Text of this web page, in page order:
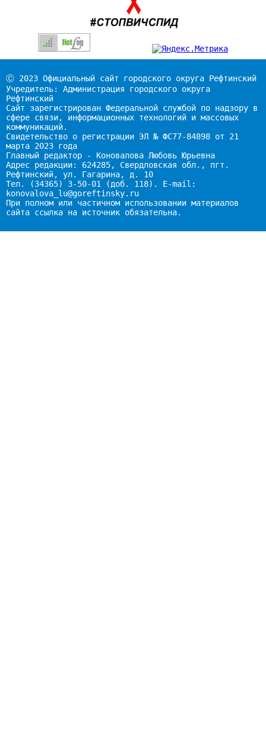
Ⓒ 2023 Официальный сайт городского округа Рефтинский
Учредитель: Администрация городского округа
Рефтинский
Сайт зарегистрирован Федеральной службой по надзору в
сфере связи, информационных технологий и массовых
коммуникаций.
Свидетельство о регистрации ЭЛ № ФС77-84898 от 21
марта 2023 года
Главный редактор - Коновалова Любовь Юрьевна
Адрес редакции: 624285, Свердловская обл., пгт.
Рефтинский, ул. Гагарина, д. 10
Тел. (34365) 3-50-01 (доб. 118). E-mail:
konovalova_lu@goreftinsky.ru
При полном или частичном использовании материалов
сайта ссылка на источник обязательна.